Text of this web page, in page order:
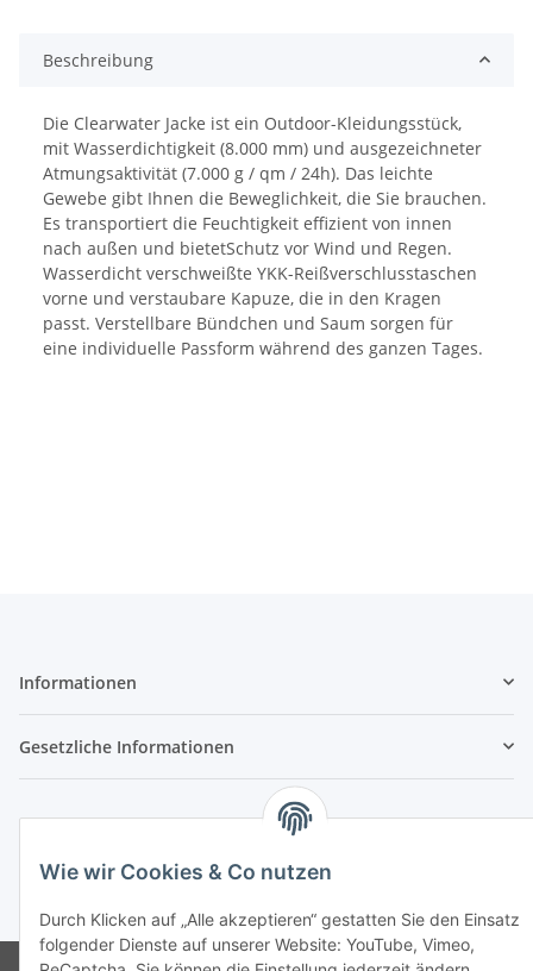
Beschreibung
Die Clearwater Jacke ist ein Outdoor-Kleidungsstück,
mit Wasserdichtigkeit (8.000 mm) und ausgezeichneter
Atmungsaktivität (7.000 g / qm / 24h). Das leichte
Gewebe gibt Ihnen die Beweglichkeit, die Sie brauchen.
Es transportiert die Feuchtigkeit effizient von innen
nach außen und bietetSchutz vor Wind und Regen.
Wasserdicht verschweißte YKK-Reißverschlusstaschen
vorne und verstaubare Kapuze, die in den Kragen
passt. Verstellbare Bündchen und Saum sorgen für
eine individuelle Passform während des ganzen Tages.
Informationen
Gesetzliche Informationen
* Alle Preise inkl. gesetzlicher USt., zzgl. Versand
Wie wir Cookies & Co nutzen
Durch Klicken auf „Alle akzeptieren“ gestatten Sie den Einsatz
folgender Dienste auf unserer Website: YouTube, Vimeo,